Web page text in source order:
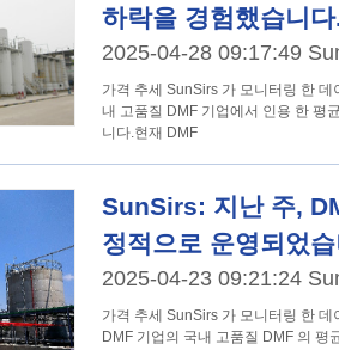
하락을 경험했습니
2025-04-28 09:17:49
가격 추세 SunSirs 가 모니터링 한 데이터에 따르면, 4 월 27 일 현재 국
내 고품질 DMF 기업에서 인용 한 평
니다.현재 DMF
SunSirs: 지난 주,
정적으로 운영되었
2025-04-23 09:21:24
가격 추세 SunSirs 가 모니터링 한 데이터에 따르면 4 월 22 일까지
DMF 기업의 국내 고품질 DMF 의 평